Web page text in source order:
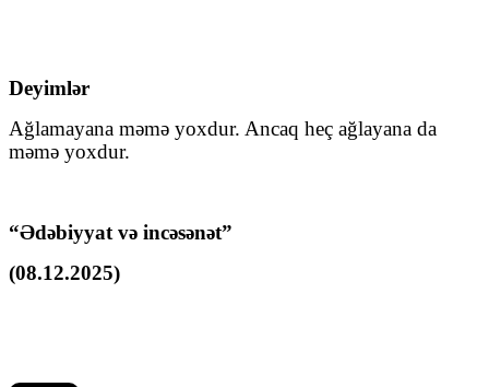
Deyimlər
Ağlamayana məmə yoxdur. Ancaq heç ağlayana da
məmə yoxdur.
“Ədəbiyyat və incəsənət”
(08.12.2025)